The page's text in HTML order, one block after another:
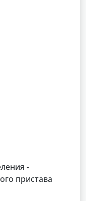
-
пристава